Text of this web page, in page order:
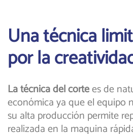
Una técnica
por la
La técnica del cortees de
económica ya que el equipo
su alta producción permite
realizada en la maquina